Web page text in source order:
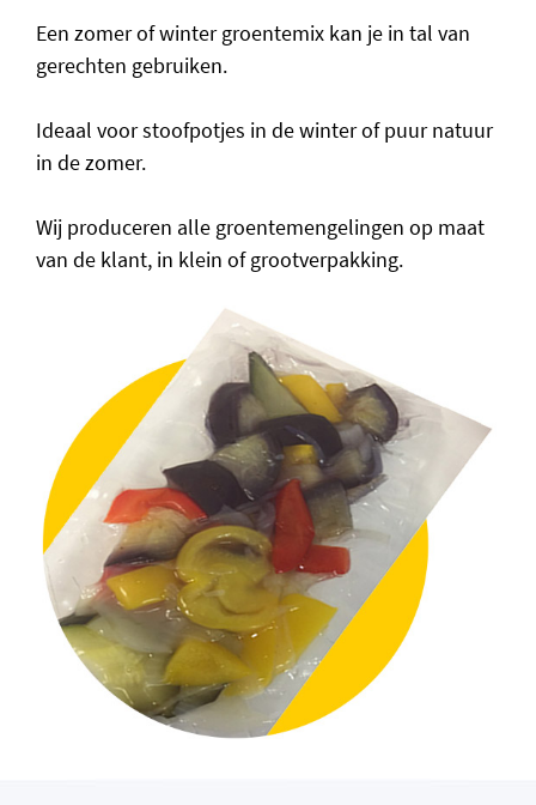
Een zomer of winter groentemix kan je in tal van
gerechten gebruiken.
Ideaal voor stoofpotjes in de winter of puur natuur
in de zomer.
Wij produceren alle groentemengelingen op maat
van de klant, in klein of grootverpakking.